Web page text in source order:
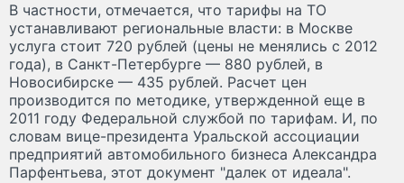
В частности, отмечается, что тарифы на ТО
устанавливают региональные власти: в Москве
услуга стоит 720 рублей (цены не менялись с 2012
года), в Санкт-Петербурге — 880 рублей, в
Новосибирске — 435 рублей. Расчет цен
производится по методике, утвержденной еще в
2011 году Федеральной службой по тарифам. И, по
словам вице-президента Уральской ассоциации
предприятий автомобильного бизнеса Александра
Парфентьева, этот документ "далек от идеала".